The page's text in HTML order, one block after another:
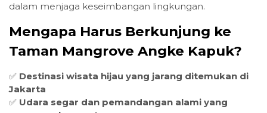
dalam menjaga keseimbangan lingkungan.
Mengapa Harus Berkunjung ke
Taman Mangrove Angke Kapuk?
✅ Destinasi wisata hijau yang jarang ditemukan di
Jakarta
✅ Udara segar dan pemandangan alami yang